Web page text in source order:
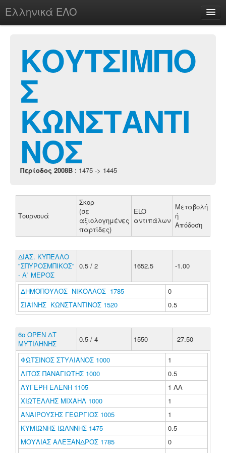
Ελληνικά ΕΛΟ
chesstu.be @ discord
Login
ΚΟΥΤΣΙΜΠΟ
Σ
ΚΩΝΣΤΑΝΤΙ
ΝΟΣ
Περίοδος 2008B : 1475 -> 1445
Τουρνουά
Σκορ
(σε
αξιολογημένες
παρτίδες)
ELO
αντιπάλων
Μεταβολή
ή
Απόδοση
ΔΙΑΣ. ΚΥΠΕΛΛΟ
"ΣΠΥΡΟΣΜΠΙΚΟΣ"
- Α΄ ΜΕΡΟΣ
0.5 / 2 1652.5 -1.00
ΔΗΜΟΠΟΥΛΟΣ ΝΙΚΟΛΑΟΣ 1785
0
ΣΙΑΪΝΗΣ ΚΩΝΣΤΑΝΤΙΝΟΣ 1520
0.5
6ο ΟΡΕΝ ΔΤ
ΜΥΤΙΛΗΝΗΣ
0.5 / 4 1550 -27.50
ΦΩΤΣΙΝΟΣ ΣΤΥΛΙΑΝΟΣ 1000
1
ΛΙΤΟΣ ΠΑΝΑΓΙΩΤΗΣ 1000
0.5
ΑΥΓΕΡΗ ΕΛΕΝΗ 1105
1 ΑΑ
ΧΙΩΤΕΛΛΗΣ ΜΙΧΑΗΛ 1000
1
ΑΝΑΙΡΟΥΣΗΣ ΓΕΩΡΓΙΟΣ 1005
1
ΚΥΜΙΩΝΗΣ ΙΩΑΝΝΗΣ 1475
0.5
ΜΟΥΛΙΑΣ ΑΛΕΞΑΝΔΡΟΣ 1785
0